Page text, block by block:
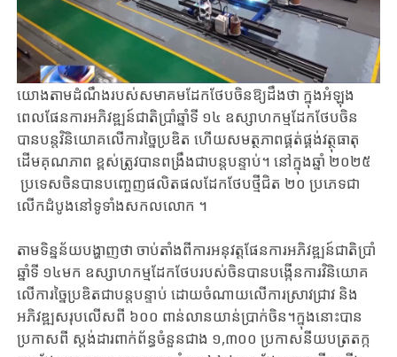
យោងតាមដំណឹងរបស់សមាគមដែកថែបចិនឱ្យដឹងថា ក្នុងអំឡុង
ពេលផែនការអភិវឌ្ឍន៍ជាតិប្រាំឆ្នាំទី ១៤ ឧស្សាហកម្មដែកថែបចិន
បានបន្តវិនិយោគលើការច្នៃប្រឌិត ហើយសមត្ថភាពផ្គត់ផ្គង់វត្ថុធាតុ
ដើមគុណភាព ខ្ពស់ត្រូវបានពង្រឹងជាបន្តបន្ទាប់។ នៅក្នុងឆ្នាំ ២០២៥
ប្រទេសចិនបានបញ្ចេញផលិតផលដែកថែបថ្មីជិត ២០ ប្រភេទជា
លើកដំបូងនៅទូទាំងសកលលោក ។
តាមទិន្នន័យបង្ហាញថា ចាប់តាំងពីការអនុវត្តផែនការអភិវឌ្ឍន៍ជាតិប្រាំ
ឆ្នាំទី ១៤មក ឧស្សាហកម្មដែកថែបរបស់ចិនបានបង្កើនការវិនិយោគ
លើការច្នៃប្រឌិតជាបន្តបន្ទាប់ ដោយចំណាយលើការស្រាវជ្រាវ និង
អភិវឌ្ឍសរុបលើសពី ៦០០ ពាន់លានយាន់ប្រាក់ចិន។ក្នុងនោះបាន
ប្រកាសពី ស្តង់ដារពាក់ព័ន្ធចំនួនជាង ១,៣០០ ប្រកាសនីយបត្រតក្ក